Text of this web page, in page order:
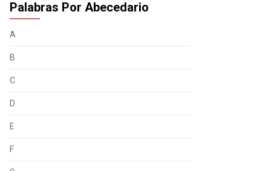
Palabras Por Abecedario
A
B
C
D
E
F